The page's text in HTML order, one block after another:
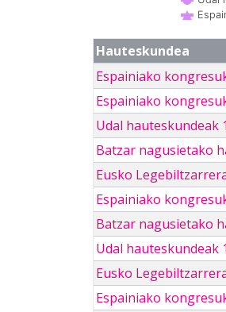
Hauteskundea
Espainiako
Espainiako
Udal hauteskundeak
Batzar nagusietako
Eusko
Espainiako
Batzar nagusietako
Udal hauteskundeak
Eusko
Espainiako